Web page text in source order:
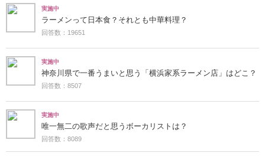
実施中
ラーメンって日本食？それとも中華料理？
回答数：19651
実施中
神奈川県で一番うまいと思う「横浜家系ラーメン店」はどこ？
回答数：8507
実施中
唯一無二の歌声だと思うボーカリストは？
回答数：8089